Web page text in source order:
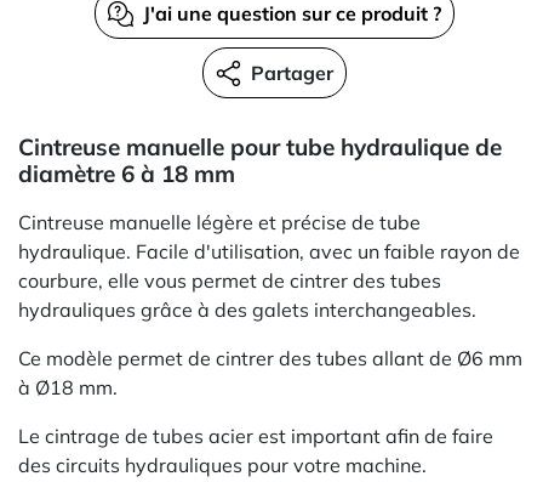
J'ai une question sur ce produit ?
Partager
Cintreuse manuelle pour tube hydraulique de
diamètre 6 à 18 mm
Cintreuse manuelle légère et précise de tube
hydraulique. Facile d'utilisation, avec un faible rayon de
courbure, elle vous permet de cintrer des tubes
hydrauliques grâce à des galets interchangeables.
Ce modèle permet de cintrer des tubes allant de Ø6 mm
à Ø18 mm.
Le cintrage de tubes acier est important afin de faire
des circuits hydrauliques pour votre machine.